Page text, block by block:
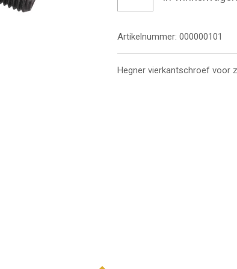
Artikelnummer: 000000101
Hegner vierkantschroef voor